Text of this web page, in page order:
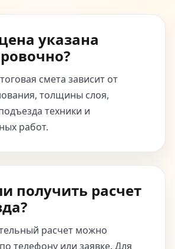
указана
смета зависит от
толщины слоя,
техники и
работ.
получить расчет
расчет можно
телефону или заявке. Для